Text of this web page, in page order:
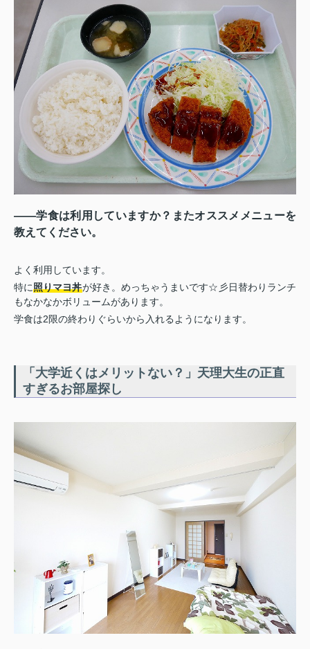
――学食は利用していますか？またオススメメニューを
教えてください。
よく利用しています。
特に照りマヨ丼が好き。めっちゃうまいです☆彡日替わりランチ
もなかなかボリュームがあります。
学食は2限の終わりぐらいから入れるようになります。
「大学近くはメリットない？」天理大生の正直
すぎるお部屋探し